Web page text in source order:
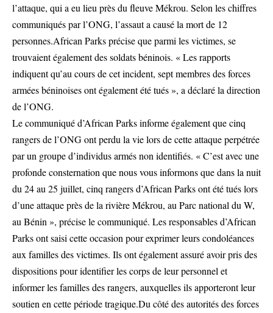
l’attaque, qui a eu lieu près du fleuve Mékrou. Selon les chiffres
communiqués par l’ONG, l’assaut a causé la mort de 12
personnes.African Parks précise que parmi les victimes, se
trouvaient également des soldats béninois. « Les rapports
indiquent qu’au cours de cet incident, sept membres des forces
armées béninoises ont également été tués », a déclaré la direction
de l’ONG.
Le communiqué d’African Parks informe également que cinq
rangers de l’ONG ont perdu la vie lors de cette attaque perpétrée
par un groupe d’individus armés non identifiés. « C’est avec une
profonde consternation que nous vous informons que dans la nuit
du 24 au 25 juillet, cinq rangers d’African Parks ont été tués lors
d’une attaque près de la rivière Mékrou, au Parc national du W,
au Bénin », précise le communiqué. Les responsables d’African
Parks ont saisi cette occasion pour exprimer leurs condoléances
aux familles des victimes. Ils ont également assuré avoir pris des
dispositions pour identifier les corps de leur personnel et
informer les familles des rangers, auxquelles ils apporteront leur
soutien en cette période tragique.Du côté des autorités des forces